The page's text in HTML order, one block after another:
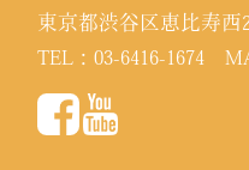
東京都渋谷区恵比寿西
TEL：03-6416-1674